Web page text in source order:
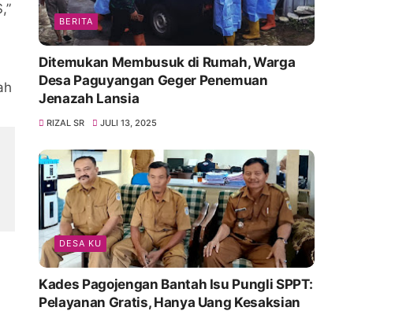
BERITA
Ditemukan Membusuk di Rumah, Warga
Desa Paguyangan Geger Penemuan
Jenazah Lansia
RIZAL SR JULI 13, 2025
DESA KU
Kades Pagojengan Bantah Isu Pungli SPPT:
Pelayanan Gratis, Hanya Uang Kesaksian